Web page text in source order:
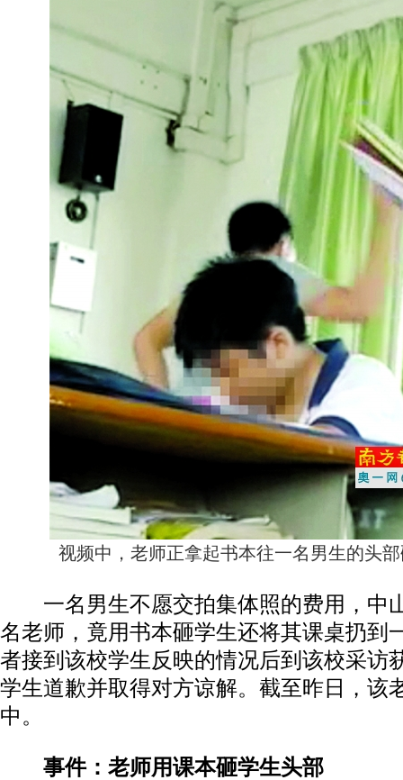
视频中，老师正拿起书本往一名男生的头
一名男生不愿交拍集体照的费用，中
名老师，竟用书本砸学生还将其课桌扔到
者接到该校学生反映的情况后到该校采访
学生道歉并取得对方谅解。截至昨日，该
中。
事件：老师用课本砸学生头部